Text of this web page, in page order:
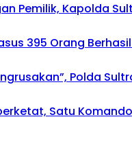
Pemilik, Kapolda
395 Orang
Polda
Satu